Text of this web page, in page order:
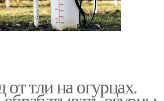
тли на огурцах.